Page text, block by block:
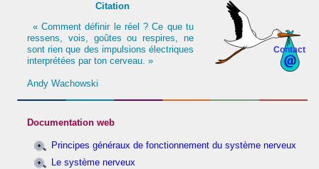
Contact
Citation
« Comment définir le réel ? Ce que tu
ressens, vois, goûtes ou respires, ne
sont rien que des impulsions électriques
interprétées par ton cerveau. »
Andy Wachowski
Documentation web
Principes généraux de fonctionnement du système nerveux
Le système nerveux